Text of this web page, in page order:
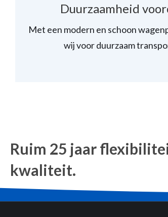
Duurzaamheid
Met een modern en schoon
wij voor duurzaam
Ruim 25 jaar
kwaliteit.